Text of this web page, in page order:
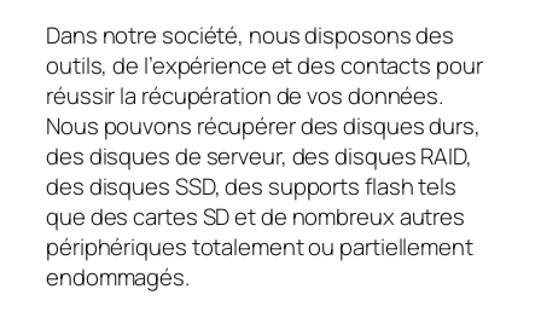
Dans notre société, nous disposons des
outils, de l’expérience et des contacts pour
réussir la récupération de vos données.
Nous pouvons récupérer des disques durs,
des disques de serveur, des disques RAID,
des disques SSD, des supports flash tels
que des cartes SD et de nombreux autres
périphériques totalement ou partiellement
endommagés.